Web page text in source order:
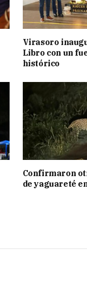
Virasoro
Libro con un
histórico
Confirmaron
de yaguareté